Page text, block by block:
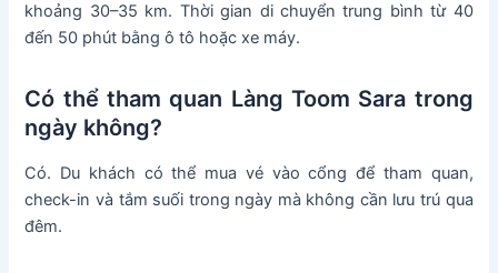
khoảng 30–35 km. Thời gian di chuyển trung bình từ 40
đến 50 phút bằng ô tô hoặc xe máy.
Có thể tham quan Làng Toom Sara trong
ngày không?
Có. Du khách có thể mua vé vào cổng để tham quan,
check-in và tắm suối trong ngày mà không cần lưu trú qua
đêm.